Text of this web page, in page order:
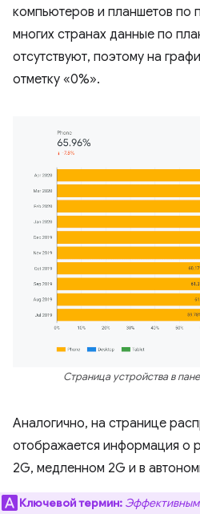
компьютеров и планшетов по
многих странах данные по
отсутствуют, поэтому на
отметку «0%».
Страница устройства в
Аналогично, на странице
отображается информация о
2G, медленном 2G и в
Ключевой термин: